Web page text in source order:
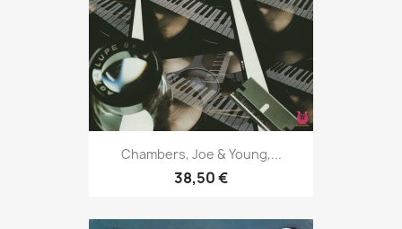
Chambers, Joe & Young,...
38,50 €